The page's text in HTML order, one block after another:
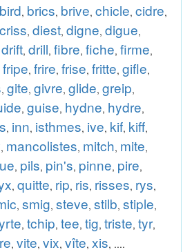
bird, brics, brive, chicle, cidre,
criss, diest, digne, digue,
drift, drill, fibre, fiche, firme,
fripe, frire, frise, fritte, gifle,
, gite, givre, glide, greip,
, guise, hydne, hydre,
, inn, isthmes, ive, kif, kiff,
, mancolistes, mitch, mite,
, pils, pin's, pinne, pire,
, quitte, rip, ris, risses, rys,
, smig, steve, stilb, stiple,
, tchip, tee, tig, triste, tyr,
, vite, vix, vîte, xis, ....